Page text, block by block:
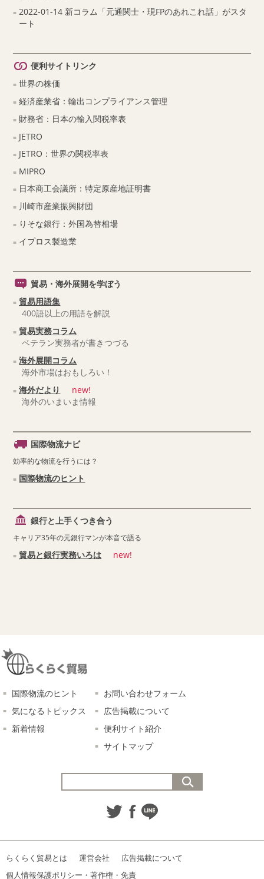
2022-01-14 新コラム「元通関士・現FPのあれこれ話」がスタ
ート
便利サイトリンク
世界の株価
経済産業省：輸出コンプライアンス管理
財務省：日本の輸入関税率表
JETRO
JETRO：世界の関税率表
MIPRO
日本商工会議所：特定原産地証明書
川崎市産業振興財団
りそな銀行：外国為替相場
イプロス製造業
貿易・海外展開を学ぼう
貿易用語集
400語以上の用語を解説
貿易実務コラム
ベテラン実務者が書きつづる
海外展開コラム
海外市場はおもしろい！
海外だより
new!
海外のいまいま情報
国際物流ナビ
効率的な物流を行うには？
国際物流のヒント
銀行と上手くつき合う
キャリア35年の元銀行マンが本音で語る
貿易と銀行実務いろは new!
国際物流のヒント
気になるトピックス
新着情報
お問い合わせフォーム
広告掲載について
便利サイト紹介
サイトマップ
らくらく貿易とは 運営会社
広告掲載について
個人情報保護ポリシー・著作権・免責